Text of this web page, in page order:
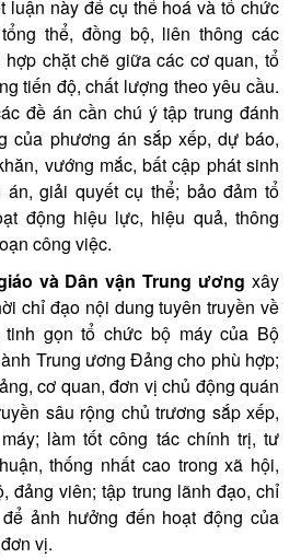
luận này để cụ thể hoá và tổ chức
thể, đồng bộ, liên thông các
chặt chẽ giữa các cơ quan, tổ
tiến độ, chất lượng theo yêu cầu.
đề án cần chú ý tập trung đánh
của phương án sắp xếp, dự báo,
vướng mắc, bất cập phát sinh
giải quyết cụ thể; bảo đảm tổ
động hiệu lực, hiệu quả, thông
công việc.
và Dân vận Trung ương xây
chỉ đạo nội dung tuyên truyền về
gọn tổ chức bộ máy của Bộ
Trung ương Đảng cho phù hợp;
cơ quan, đơn vị chủ động quán
sâu rộng chủ trương sắp xếp,
làm tốt công tác chính trị, tư
thống nhất cao trong xã hội,
đảng viên; tập trung lãnh đạo, chỉ
ảnh hưởng đến hoạt động của
vị.